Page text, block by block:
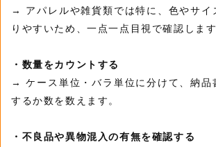
→ アパレルや雑貨類では特に、色やサイ
りやすいため、一点一点目視で確認します
・数量をカウントする
→ ケース単位・バラ単位に分けて、納品
するか数を数えます。
・不良品や異物混入の有無を確認する